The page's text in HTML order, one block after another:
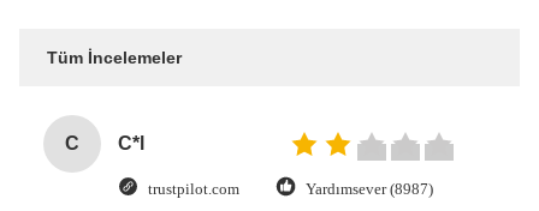
Tüm İncelemeler
C C*l
trustpilot.com Yardımsever (8987)